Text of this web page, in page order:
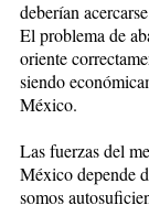
deberían
El problema de
oriente
siendo
México.
Las fuerzas del
México depende
somos